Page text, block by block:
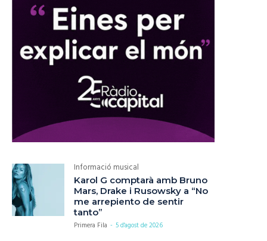
Informació musical
Karol G comptarà amb Bruno
Mars, Drake i Rusowsky a “No
me arrepiento de sentir
tanto”
Primera Fila - 5 d'agost de 2026